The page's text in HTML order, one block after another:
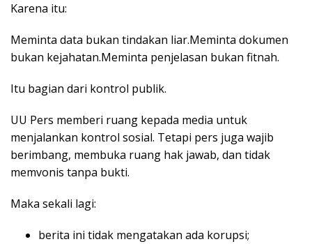
Karena itu:
Meminta data bukan tindakan liar.Meminta dokumen
bukan kejahatan.Meminta penjelasan bukan fitnah.
Itu bagian dari kontrol publik.
UU Pers memberi ruang kepada media untuk
menjalankan kontrol sosial. Tetapi pers juga wajib
berimbang, membuka ruang hak jawab, dan tidak
memvonis tanpa bukti.
Maka sekali lagi:
berita ini tidak mengatakan ada korupsi;